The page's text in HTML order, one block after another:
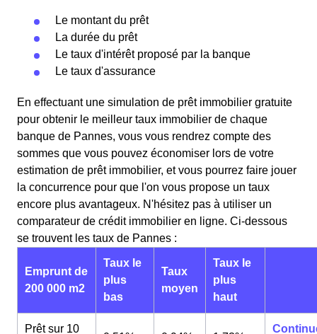
Le montant du prêt
La durée du prêt
Le taux d'intérêt proposé par la banque
Le taux d'assurance
En effectuant une simulation de prêt immobilier gratuite
pour obtenir le meilleur taux immobilier de chaque
banque de Pannes, vous vous rendrez compte des
sommes que vous pouvez économiser lors de votre
estimation de prêt immobilier, et vous pourrez faire jouer
la concurrence pour que l'on vous propose un taux
encore plus avantageux. N'hésitez pas à utiliser un
comparateur de crédit immobilier en ligne. Ci-dessous
se trouvent les taux de Pannes :
Emprunt de
200 000 m2
Taux le
plus
bas
Taux
moyen
Taux le
plus
haut
Prêt sur 10